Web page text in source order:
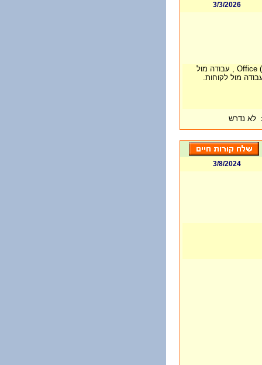
3/3/2026
נדרש ידע בתוכנות שונות, Office (Word, Excel) , עבודה מול
מול לקוחות.
: לא נדרש
3/8/2024